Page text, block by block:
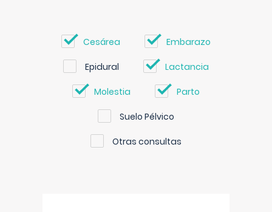
Cesárea Embarazo
Epidural Lactancia
Molestia Parto
Suelo Pélvico
Otras consultas